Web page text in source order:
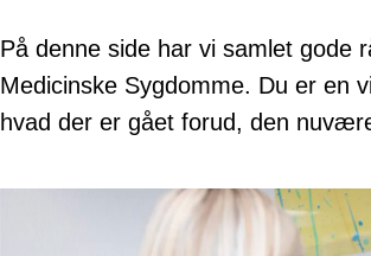
På denne side har vi samlet gode
Medicinske Sygdomme. Du er en
hvad der er gået forud, den